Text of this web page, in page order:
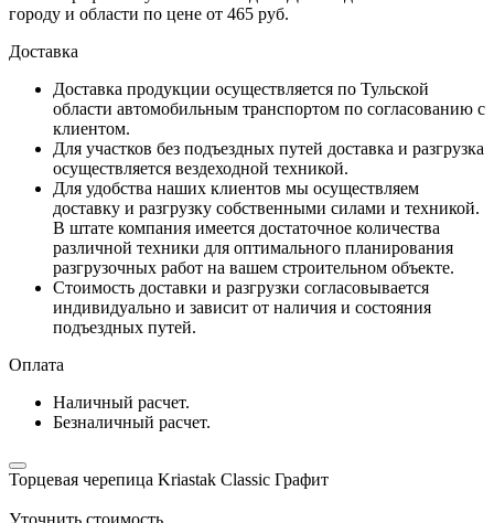
городу и области по цене от 465 руб.
Доставка
Доставка продукции осуществляется по Тульской
области автомобильным транспортом по согласованию с
клиентом.
Для участков без подъездных путей доставка и разгрузка
осуществляется вездеходной техникой.
Для удобства наших клиентов мы осуществляем
доставку и разгрузку собственными силами и техникой.
В штате компания имеется достаточное количества
различной техники для оптимального планирования
разгрузочных работ на вашем строительном объекте.
Стоимость доставки и разгрузки согласовывается
индивидуально и зависит от наличия и состояния
подъездных путей.
Оплата
Наличный расчет.
Безналичный расчет.
Торцевая черепица Kriastak Classic Графит
Уточнить стоимость